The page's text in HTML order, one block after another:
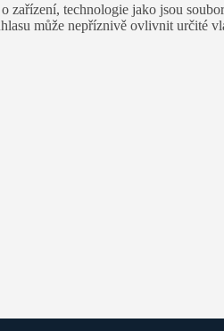
technologie jako jsou
může nepříznivě ovlivnit určité